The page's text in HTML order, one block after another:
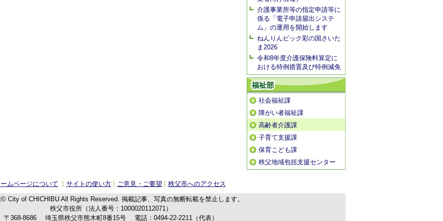
介護事業所等の指定申請等に
係る「電子申請届出システ
ム」の運用を開始します
ねんりんピック彩の国さいた
ま2026
令和8年度介護保険料算定に
おける特例措置及び特例減免
福祉部
社会福祉課
障がい者福祉課
高齢者介護課
子育て支援課
保育こども課
秩父地域包括支援センター
ムページについて サイトの使い方 ご意見・ご要望 秩父市へのアクセス
City of CHICHIBU All Rights Reserved. 掲載記事、写真の無断転載を禁止します。
秩父市役所（法人番号：1000020112071）
〒368-8686
埼玉県秩父市熊木町8番15号 電話： 0494-22-2211（代表）